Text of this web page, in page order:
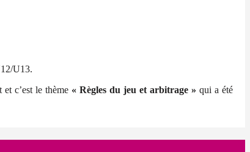
U13.
c’est le thème « Règles du jeu et arbitrage » qui a été